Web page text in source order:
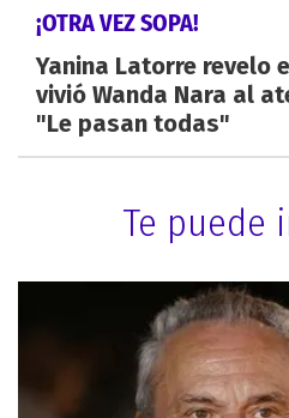
¡OTRA VEZ SOPA!
Yanina Latorre revelo
vivió Wanda Nara al
"Le pasan todas"
Te puede